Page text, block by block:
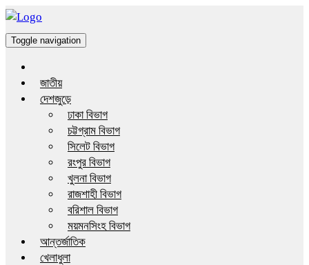
Toggle navigation
জাতীয়
দেশজুড়ে
ঢাকা বিভাগ
চট্টগ্রাম বিভাগ
সিলেট বিভাগ
রংপুর বিভাগ
খুলনা বিভাগ
রাজশাহী বিভাগ
বরিশাল বিভাগ
ময়মনসিংহ বিভাগ
আন্তর্জাতিক
খেলাধুলা